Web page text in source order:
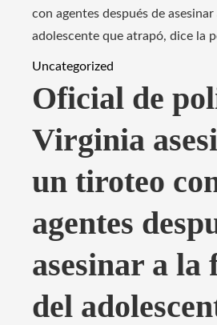
con agentes después de asesinar
adolescente que atrapó, dice la
Uncategorized
Oficial de
Virginia
un tiroteo
agentes
asesinar a la
del